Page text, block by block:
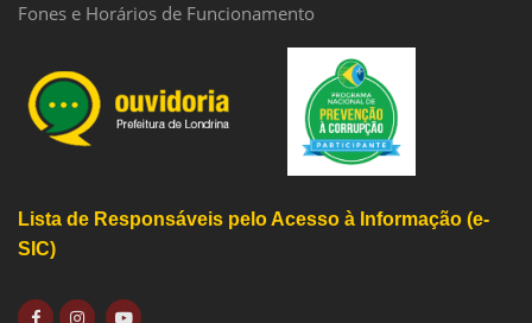
Fones e Horários de Funcionamento
Lista de Responsáveis pelo Acesso à Informação (e-
SIC)